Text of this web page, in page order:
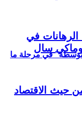
في مرحلة ما
الرهانات في
وماكي سال
10 دول إفريقية في 2026 من حيث الاقتصاد